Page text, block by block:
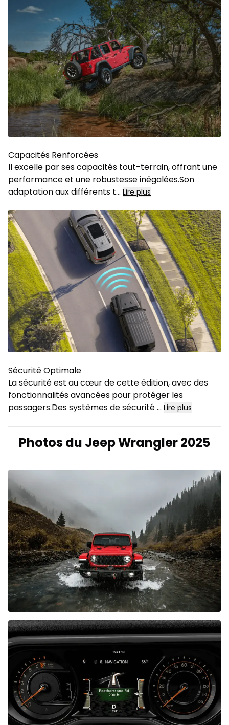
Capacités Renforcées
Il excelle par ses capacités tout-terrain, offrant une
performance et une robustesse inégalées.Son
adaptation aux différents t... Lire plus
Sécurité Optimale
La sécurité est au cœur de cette édition, avec des
fonctionnalités avancées pour protéger les
passagers.Des systèmes de sécurité... Lire plus
Photos du Jeep Wrangler 2025